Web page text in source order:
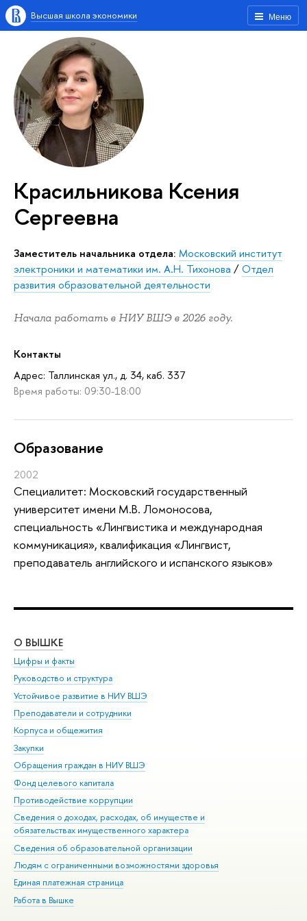
Меню
Высшая школа экономики
Красильникова Ксения
Сергеевна
Заместитель начальника отдела: Московский институт
электроники и математики им. А.Н. Тихонова /Отдел
развития образовательной деятельности
Начала работать в НИУ ВШЭ в 2026 году.
Контакты
Адрес: Таллинская ул., д. 34, каб. 337
Время работы: 09:30-18:00
Oбразование
2002
Специалитет: Московский государственный
университет имени М.В. Ломоносова,
специальность «Лингвистика и международная
коммуникация», квалификация «Лингвист,
преподаватель английского и испанского языков»
О ВЫШКЕ
Цифры и факты
Руководство и структура
Устойчивое развитие в НИУ ВШЭ
Преподаватели и сотрудники
Корпуса и общежития
Закупки
Обращения граждан в НИУ ВШЭ
Фонд целевого капитала
Противодействие коррупции
Сведения о доходах, расходах, об имуществе и
обязательствах имущественного характера
Сведения об образовательной организации
Людям с ограниченными возможностями здоровья
Единая платежная страница
Работа в Вышке